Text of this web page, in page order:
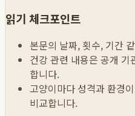
읽기 체크포인트
본문의 날짜, 횟수, 기간
건강 관련 내용은 공개 기
합니다.
고양이마다 성격과 환경
비교합니다.